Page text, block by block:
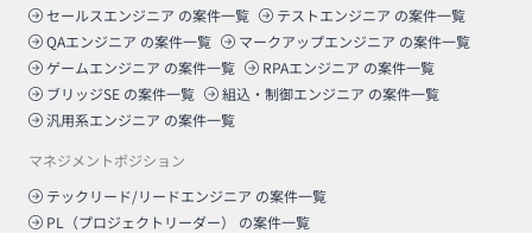
セールスエンジニア の案件一覧 テストエンジニア の案件一覧
QAエンジニア の案件一覧 マークアップエンジニア の案件一覧
ゲームエンジニア の案件一覧 RPAエンジニア の案件一覧
ブリッジSE の案件一覧 組込・制御エンジニア の案件一覧
汎用系エンジニア の案件一覧
マネジメントポジション
テックリード/リードエンジニア の案件一覧
PL（プロジェクトリーダー）
の案件一覧